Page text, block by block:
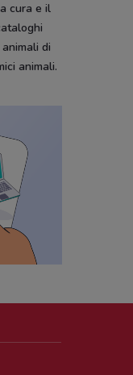
cura e il
di
animali.